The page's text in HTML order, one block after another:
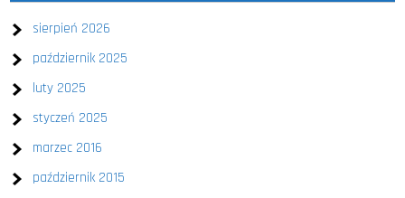
sierpień 2026
październik 2025
luty 2025
styczeń 2025
marzec 2016
październik 2015